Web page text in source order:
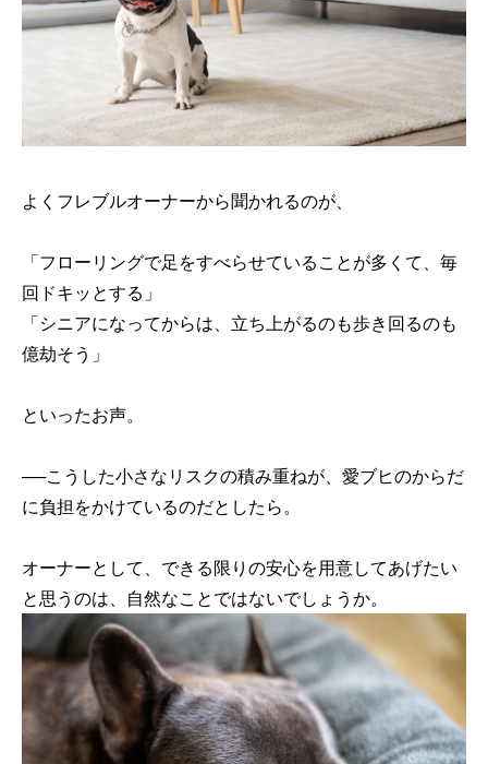
よくフレブルオーナーから聞かれるのが、
「フローリングで足をすべらせていることが多くて、毎
回ドキッとする」
「シニアになってからは、立ち上がるのも歩き回るのも
億劫そう」
といったお声。
──こうした小さなリスクの積み重ねが、愛ブヒのからだ
に負担をかけているのだとしたら。
オーナーとして、できる限りの安心を用意してあげたい
と思うのは、自然なことではないでしょうか。